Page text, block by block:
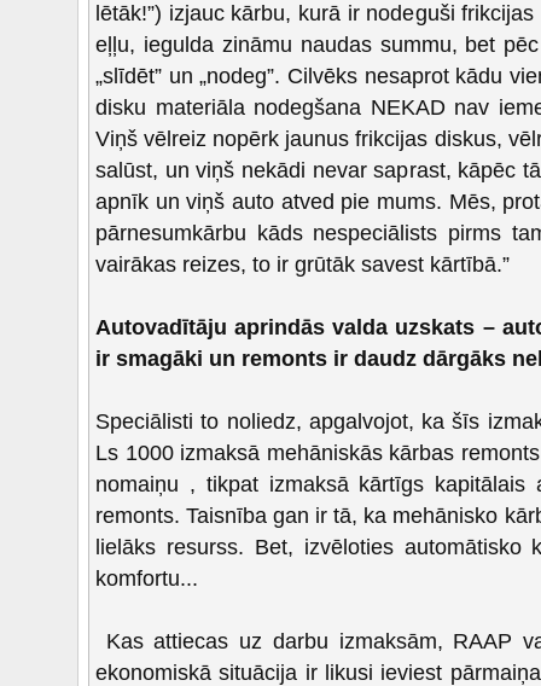
lētāk!”) izjauc kārbu, kurā ir nodeguši
eļļu, iegulda zināmu naudas summu, bet
„slīdēt” un „nodeg”. Cilvēks nesaprot kādu
disku materiāla nodegšana NEKAD nav
Viņš vēlreiz nopērk jaunus frikcijas diskus,
salūst, un viņš nekādi nevar saprast, kāpēc
apnīk un viņš auto atved pie mums. Mēs,
pārnesumkārbu kāds nespeciālists pirms
vairākas reizes, to ir grūtāk savest kārtībā.”
Autovadītāju aprindās valda uzskats –
ir smagāki un remonts ir daudz dārgāks
Speciālisti to noliedz, apgalvojot, ka šīs
Ls 1000 izmaksā mehāniskās kārbas
nomaiņu , tikpat izmaksā kārtīgs kapitālais
remonts. Taisnība gan ir tā, ka mehānisko
lielāks resurss. Bet, izvēloties automātisko
komfortu...
Kas attiecas uz darbu izmaksām, RAAP
ekonomiskā situācija ir likusi ieviest